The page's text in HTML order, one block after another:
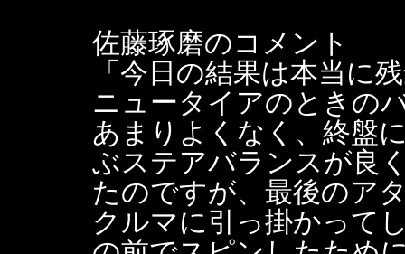
佐藤琢磨のコメント
「今日の結果は本当に
ニュータイアのときの
あまりよくなく、終盤
ぶステアバランスが良
たのですが、最後のア
クルマに引っ掛かって